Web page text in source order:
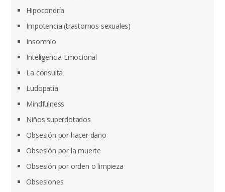
Hipocondría
Impotencia (trastornos sexuales)
Insomnio
Inteligencia Emocional
La consulta
Ludopatía
Mindfulness
Niños superdotados
Obsesión por hacer daño
Obsesión por la muerte
Obsesión por orden o limpieza
Obsesiones